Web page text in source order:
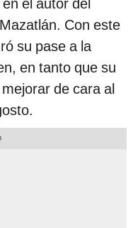
el autor del
Con este
su pase a la
en tanto que su
de cara al